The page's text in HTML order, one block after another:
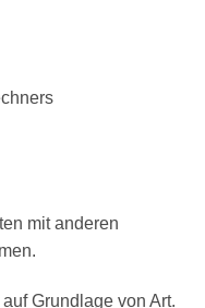
mit anderen
Grundlage von Art.